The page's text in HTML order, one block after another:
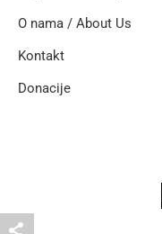
O nama / About Us
Kontakt
Donacije